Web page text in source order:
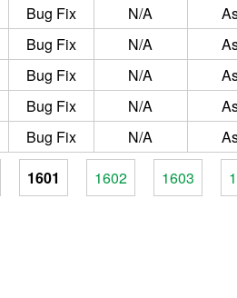
Bug Fix N/A
Bug Fix N/A
Bug Fix N/A
Bug Fix N/A
Bug Fix N/A
1601 1602 1603